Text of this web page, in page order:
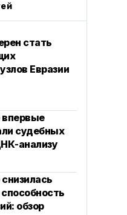
стать
Евразии
судебных
анализу
обзор